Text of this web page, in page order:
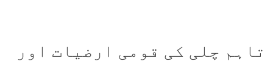
تاہم چلی کی قومی ارضیات اور